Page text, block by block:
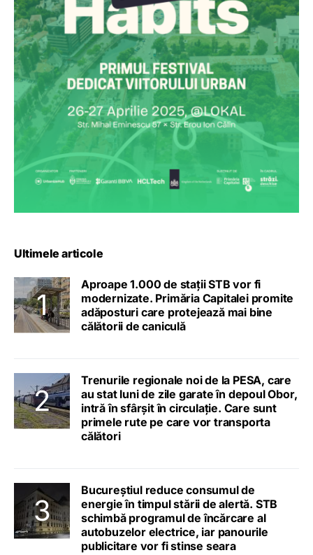
Ultimele articole
Aproape 1.000 de stații STB vor fi
modernizate. Primăria Capitalei promite
adăposturi care protejează mai bine
călătorii de caniculă
Trenurile regionale noi de la PESA, care
au stat luni de zile garate în depoul Obor,
intră în sfârșit în circulație. Care sunt
primele rute pe care vor transporta
călători
Bucureștiul reduce consumul de
energie în timpul stării de alertă. STB
schimbă programul de încărcare al
autobuzelor electrice, iar panourile
publicitare vor fi stinse seara